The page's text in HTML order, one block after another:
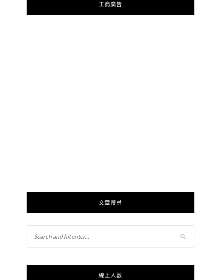
工商廣告
文章搜尋
線上人數